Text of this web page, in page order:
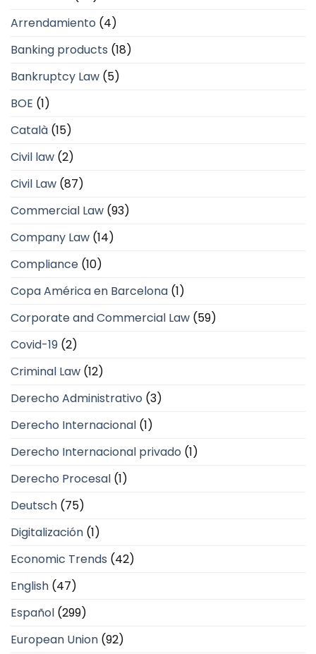
Arrendamiento (4)
Banking products (18)
Bankruptcy Law (5)
BOE (1)
Català (15)
Civil law (2)
Civil Law (87)
Commercial Law (93)
Company Law (14)
Compliance (10)
Copa América en Barcelona (1)
Corporate and Commercial Law (59)
Covid-19 (2)
Criminal Law (12)
Derecho Administrativo (3)
Derecho Internacional (1)
Derecho Internacional privado (1)
Derecho Procesal (1)
Deutsch (75)
Digitalización (1)
Economic Trends (42)
English (47)
Español (299)
European Union (92)